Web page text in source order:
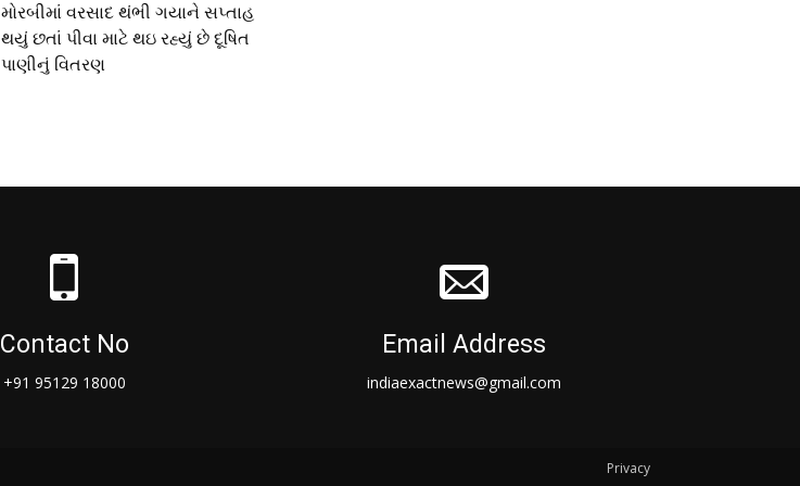
મોરબીમાં વરસાદ થંભી ગયાને સપ્તાહ
થયું છતાં પીવા માટે થઇ રહ્યું છે દૂષિત
પાણીનું વિતરણ
Contact No
+91 95129 18000
Email Address
indiaexactnews@gmail.com
Privacy